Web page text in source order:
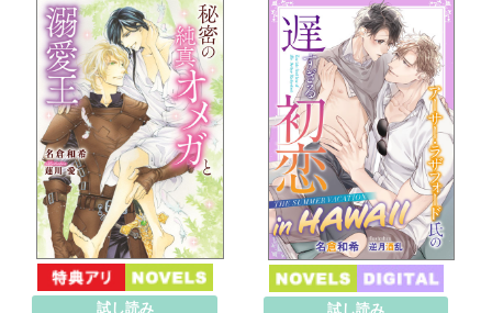
試し読み
試し読み